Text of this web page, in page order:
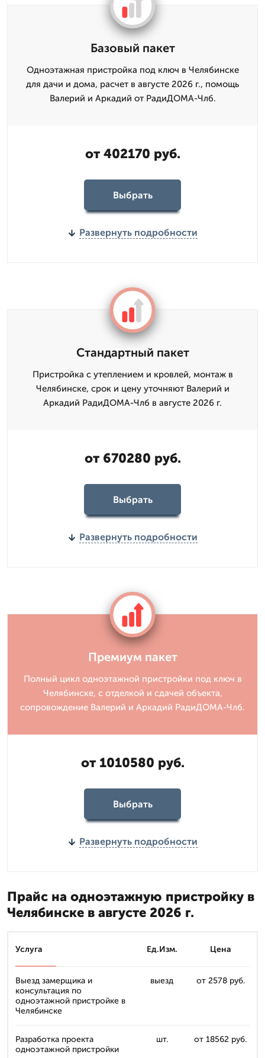
Базовый пакет
Одноэтажная пристройка под ключ в Челябинске
для дачи и дома, расчет в августе 2026 г., помощь
Валерий и Аркадий от РадиДОМА-Члб.
от 402170 руб.
Выбрать
Развернуть подробности
Стандартный пакет
Пристройка с утеплением и кровлей, монтаж в
Челябинске, срок и цену уточняют Валерий и
Аркадий РадиДОМА-Члб в августе 2026 г.
от 670280 руб.
Выбрать
Развернуть подробности
Премиум пакет
Полный цикл одноэтажной пристройки под ключ в
Челябинске, с отделкой и сдачей объекта,
сопровождение Валерий и Аркадий РадиДОМА-Члб.
от 1010580 руб.
Выбрать
Развернуть подробности
Прайс на одноэтажную пристройку в
Челябинске в августе 2026 г.
Услуга Ед.Изм. Цена
Выезд замерщика и
консультация по
одноэтажной пристройке в
Челябинске
выезд от 2578 руб.
Разработка проекта
одноэтажной пристройки
шт. от 18562 руб.